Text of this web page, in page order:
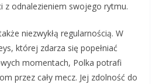
z odnalezieniem swojego rytmu.
niezwykłą regularnością. W
której zdarza się popełniać
momentach, Polka potrafi
przez cały mecz. Jej zdolność do